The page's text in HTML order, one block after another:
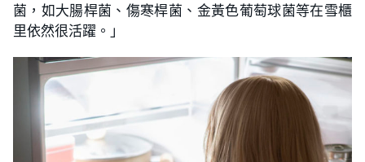
菌，如大腸桿菌、傷寒桿菌、金黃色葡萄球菌等在雪櫃
里依然很活躍。」